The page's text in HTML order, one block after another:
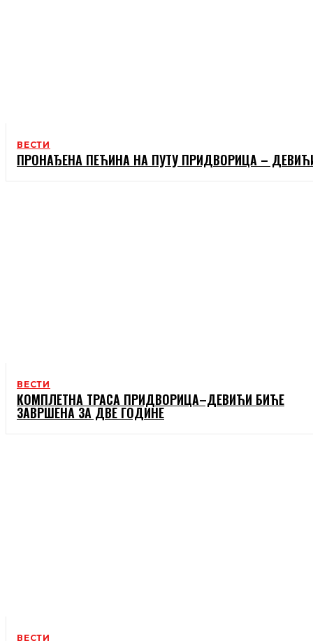
ВЕСТИ
ПРОНАЂЕНА ПЕЋИНА НА ПУТУ ПРИДВОРИЦА –
ВЕСТИ
КОМПЛЕТНА ТРАСА ПРИДВОРИЦА–ДЕВИЋИ БИЋЕ
ЗАВРШЕНА ЗА ДВЕ ГОДИНЕ
ВЕСТИ